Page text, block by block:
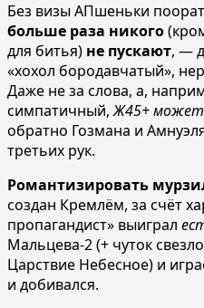
Без визы АПшеньки
больше раза никого
для битья) не пускают, —
«хохол бородавчатый»,
Даже не за слова, а,
симпатичный,Ж45+ может
обратно Гозмана и
третьих рук.
Романтизировать
создан Кремлём, за счёт
пропагандист» выиграл
Мальцева-2 (+ чуток
Царствие Небесное) и
и добивался.